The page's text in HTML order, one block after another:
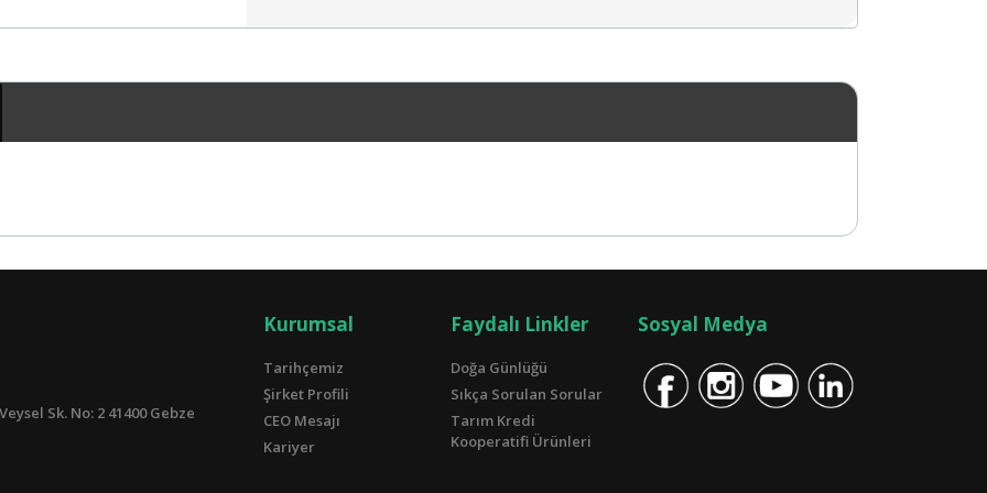
Sk. No: 2 41400 Gebze
Kurumsal
Tarihçemiz
Şirket Profili
CEO Mesajı
Kariyer
Faydalı Linkler
Doğa Günlüğü
Sıkça Sorulan Sorular
Tarım Kredi
Kooperatifi Ürünleri
Sosyal Medya